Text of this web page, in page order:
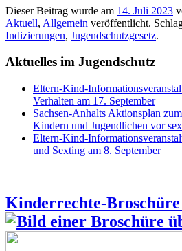
Dieser Beitrag wurde am 14. Juli 2023
Aktuell, Allgemein veröffentlicht.
Indizierungen, Jugendschutzgesetz.
Aktuelles im Jugendschutz
Eltern-Kind-
Verhalten am 17. September
Sachsen-Anhalts Aktionsplan
Kindern und Jugendlichen vor
Eltern-Kind-
und Sexting am 8. September
Kinderrechte-